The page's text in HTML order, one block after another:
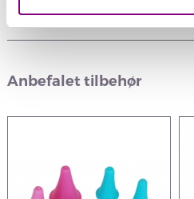
Anmeldelser
Anbefalet tilbehør